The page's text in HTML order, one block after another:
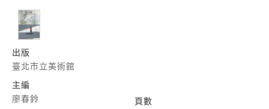
出版
臺北市立美術館
主編
廖春鈴
頁數